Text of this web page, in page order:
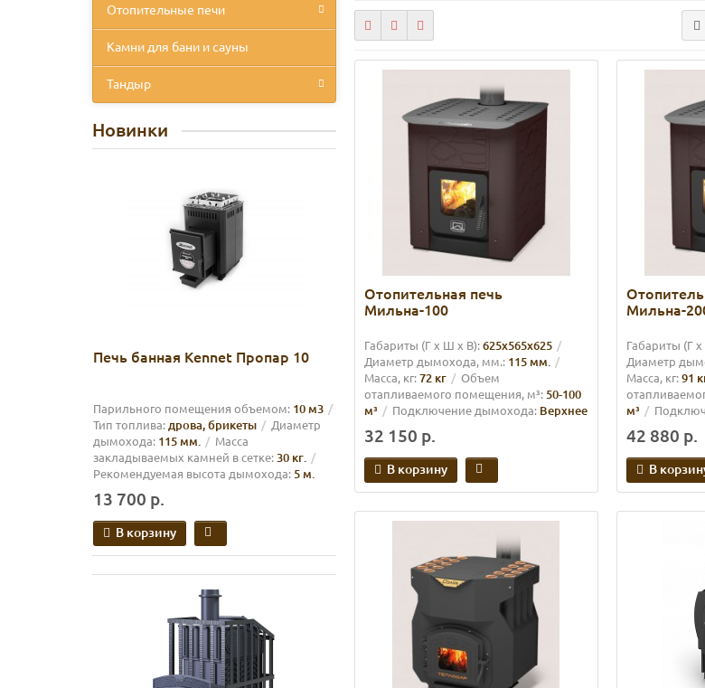
Отопительные печи
Камни для бани и сауны
Тандыр
Новинки
Печь банная Kennet Пропар 10
Парильного помещения объемом: 10 м3
Тип топлива:дрова, брикеты
Диаметр
дымохода: 115 мм.
Масса
закладываемых камней в сетке:30 кг.
Рекомендуемая высота дымохода:5 м.
13 700 р.
В корзину
Отопительная печь
Мильна-100
Габариты (Г х Ш х В):625х565х625
Диаметр дымохода, мм.: 115 мм.
Масса, кг:72 кг
Объем
отапливаемого помещения, м³:50-100
м³
Подключение дымохода: Верхнее
32 150 р.
В корзину
Мильна-
Габариты (Г
Диаметр
Масса, кг:91
м³
42 880 р.
В